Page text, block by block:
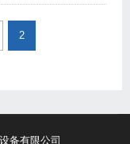
2
备有限公司